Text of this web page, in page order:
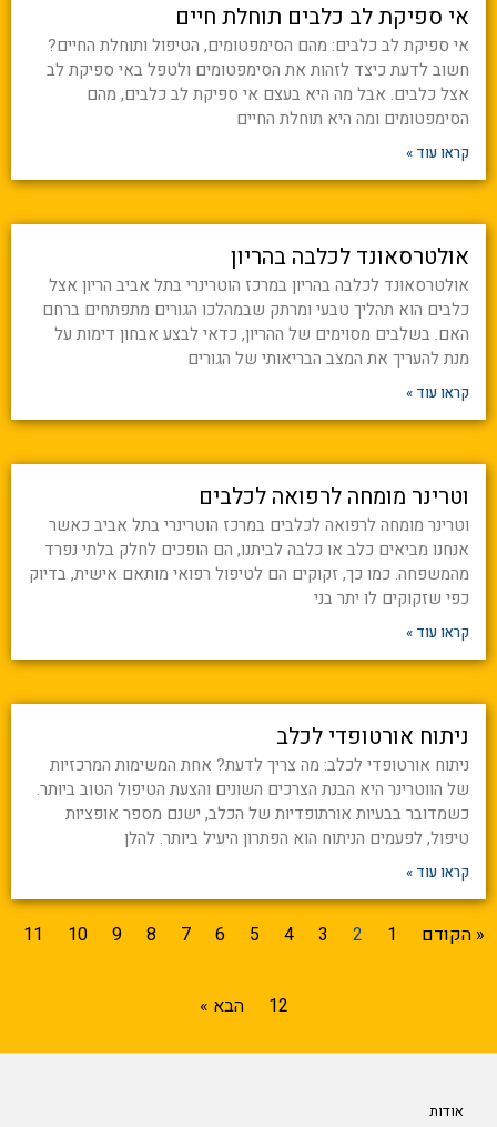
אי ספיקת לב כלבים תוחלת חיים
אי ספיקת לב כלבים: מהם הסימפטומים, הטיפול ותוחלת החיים?
חשוב לדעת כיצד לזהות את הסימפטומים ולטפל באי ספיקת לב
אצל כלבים. אבל מה היא בעצם אי ספיקת לב כלבים, מהם
הסימפטומים ומה היא תוחלת החיים
קראו עוד »
אולטרסאונד לכלבה בהריון
אולטרסאונד לכלבה בהריון במרכז הוטרינרי בתל אביב הריון אצל
כלבים הוא תהליך טבעי ומרתק שבמהלכו הגורים מתפתחים ברחם
האם. בשלבים מסוימים של ההריון, כדאי לבצע אבחון דימות על
מנת להעריך את המצב הבריאותי של הגורים
קראו עוד »
וטרינר מומחה לרפואה לכלבים
וטרינר מומחה לרפואה לכלבים במרכז הוטרינרי בתל אביב כאשר
אנחנו מביאים כלב או כלבה לביתנו, הם הופכים לחלק בלתי נפרד
מהמשפחה. כמו כך, זקוקים הם לטיפול רפואי מותאם אישית, בדיוק
כפי שזקוקים לו יתר בני
קראו עוד »
ניתוח אורטופדי לכלב
ניתוח אורטופדי לכלב: מה צריך לדעת? אחת המשימות המרכזיות
של הווטרינר היא הבנת הצרכים השונים והצעת הטיפול הטוב ביותר.
כשמדובר בבעיות אורתופדיות של הכלב, ישנם מספר אופציות
טיפול, לפעמים הניתוח הוא הפתרון היעיל ביותר. להלן
קראו עוד »
« הקודם 1
2
3
4
5
6
7
8
9
10
11
12 הבא »
אודות